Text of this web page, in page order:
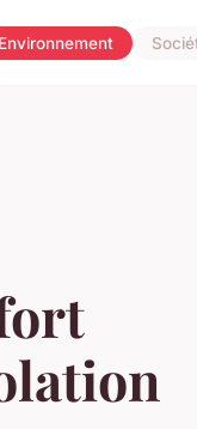
Environnement